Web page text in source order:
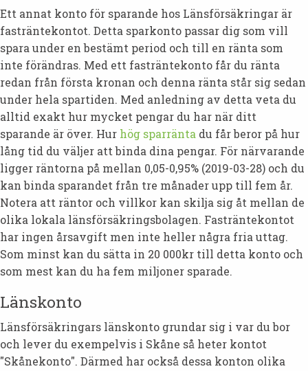
Ett annat konto för sparande hos Länsförsäkringar är
fasträntekontot. Detta sparkonto passar dig som vill
spara under en bestämt period och till en ränta som
inte förändras. Med ett fasträntekonto får du ränta
redan från första kronan och denna ränta står sig sedan
under hela spartiden. Med anledning av detta veta du
alltid exakt hur mycket pengar du har när ditt
sparande är över. Hur hög sparränta du får beror på hur
lång tid du väljer att binda dina pengar. För närvarande
ligger räntorna på mellan 0,05-0,95% (2019-03-28) och du
kan binda sparandet från tre månader upp till fem år.
Notera att räntor och villkor kan skilja sig åt mellan de
olika lokala länsförsäkringsbolagen. Fasträntekontot
har ingen årsavgift men inte heller några fria uttag.
Som minst kan du sätta in 20 000kr till detta konto och
som mest kan du ha fem miljoner sparade.
Länskonto
Länsförsäkringars länskonto grundar sig i var du bor
och lever du exempelvis i Skåne så heter kontot
"Skånekonto". Därmed har också dessa konton olika